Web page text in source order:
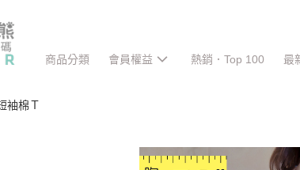
商品分類 會員權益 熱銷．Top 100 最
袖棉Ｔ